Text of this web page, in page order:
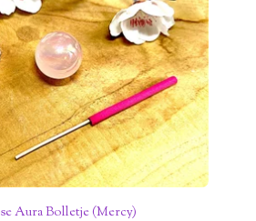
Aura Bolletje (Mercy)